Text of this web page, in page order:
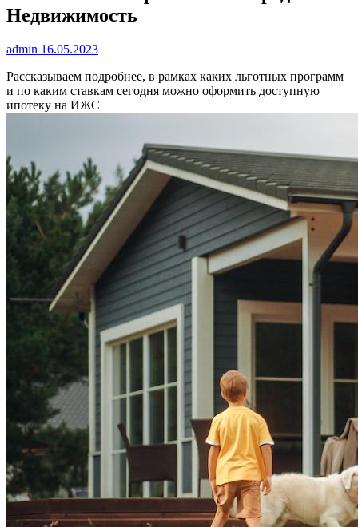
Недвижимость
admin 16.05.2023
Рассказываем подробнее, в рамках каких льготных программ
и по каким ставкам сегодня можно оформить доступную
ипотеку на ИЖС